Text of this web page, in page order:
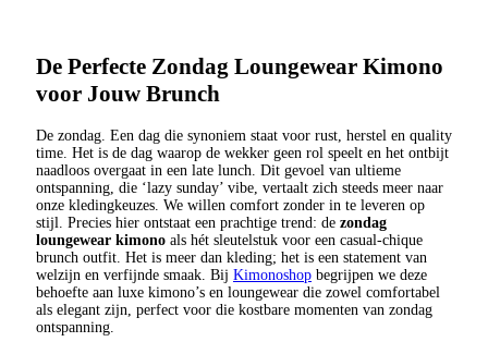
De Perfecte Zondag Loungewear Kimono
voor Jouw Brunch
De zondag. Een dag die synoniem staat voor rust, herstel en quality
time. Het is de dag waarop de wekker geen rol speelt en het ontbijt
naadloos overgaat in een late lunch. Dit gevoel van ultieme
ontspanning, die ‘lazy sunday’ vibe, vertaalt zich steeds meer naar
onze kledingkeuzes. We willen comfort zonder in te leveren op
stijl. Precies hier ontstaat een prachtige trend: de zondag
loungewear kimono als hét sleutelstuk voor een casual-chique
brunch outfit. Het is meer dan kleding; het is een statement van
welzijn en verfijnde smaak. Bij Kimonoshop begrijpen we deze
behoefte aan luxe kimono’s en loungewear die zowel comfortabel
als elegant zijn, perfect voor die kostbare momenten van zondag
ontspanning.